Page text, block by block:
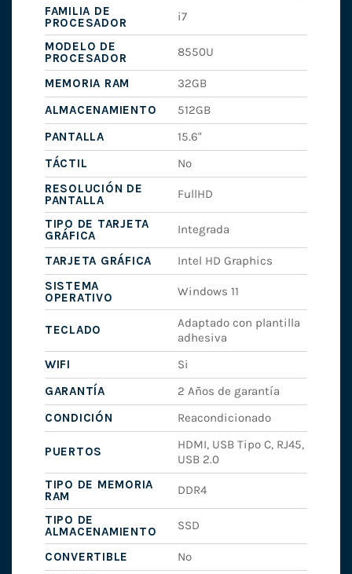
FAMILIA DE
PROCESADOR
i7
MODELO DE
PROCESADOR
8550U
MEMORIA RAM
32GB
ALMACENAMIENTO
512GB
PANTALLA
15.6"
TÁCTIL
No
RESOLUCIÓN DE
PANTALLA
FullHD
TIPO DE TARJETA
GRÁFICA
Integrada
TARJETA GRÁFICA
Intel HD Graphics
SISTEMA
OPERATIVO
Windows 11
TECLADO
Adaptado con plantilla
adhesiva
WIFI
Si
GARANTÍA
2 Años de garantía
CONDICIÓN
Reacondicionado
PUERTOS
HDMI, USB Tipo C, RJ45,
USB 2.0
TIPO DE MEMORIA
RAM
DDR4
TIPO DE
ALMACENAMIENTO
SSD
CONVERTIBLE
No